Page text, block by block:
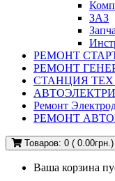
ЗАЗ
РЕМОНТ
РЕМОНТ
СТАНЦИЯ
Ремонт
РЕМОНТ
Товаров: 0 ( 0.00грн.)
Ваша корзина